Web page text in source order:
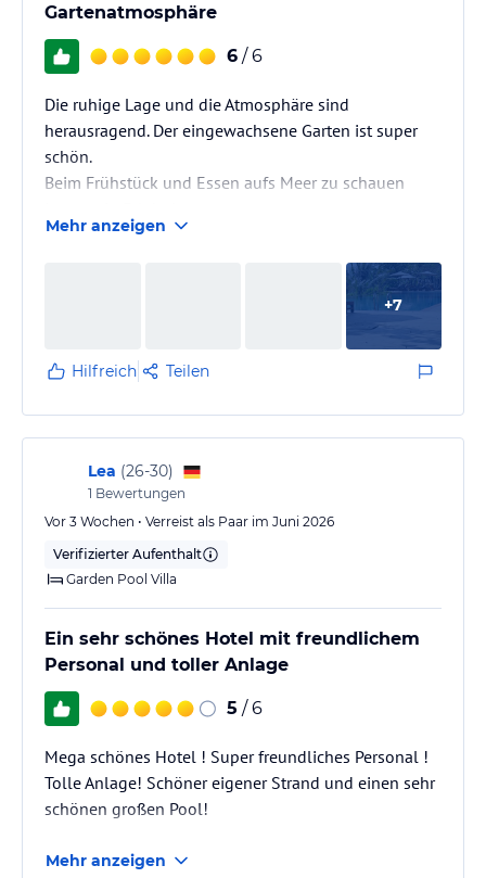
Gartenatmosphäre
6 / 6
Die ruhige Lage und die Atmosphäre sind
herausragend. Der eingewachsene Garten ist super
schön.
Beim Frühstück und Essen aufs Meer zu schauen
Wir hatten eine Gartenvilla und haben uns dort sehr
wohl gefühlt. Eine Außendusche hat schon was
Mehr anzeigen
+7
Hilfreich Teilen
Lea (26-30)
1 Bewertungen
Vor 3 Wochen • Verreist als Paar im Juni 2026
Verifizierter Aufenthalt
Garden Pool Villa
Ein sehr schönes Hotel mit freundlichem
Personal und toller Anlage
5 / 6
Mega schönes Hotel ! Super freundliches Personal !
Tolle Anlage! Schöner eigener Strand und einen sehr
schönen großen Pool!
Mehr anzeigen